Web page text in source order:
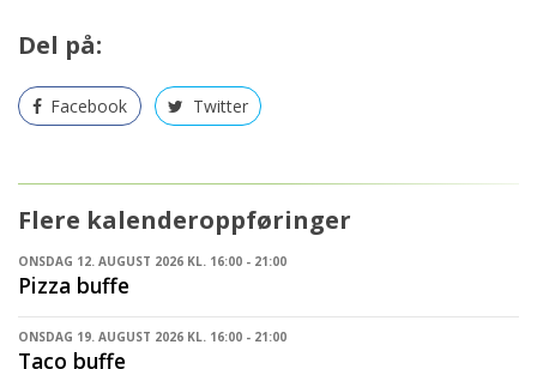
Del på:
Facebook Twitter
Flere kalenderoppføringer
ONSDAG 12. AUGUST 2026 KL. 16:00 - 21:00
Pizza buffe
ONSDAG 19. AUGUST 2026 KL. 16:00 - 21:00
Taco buffe